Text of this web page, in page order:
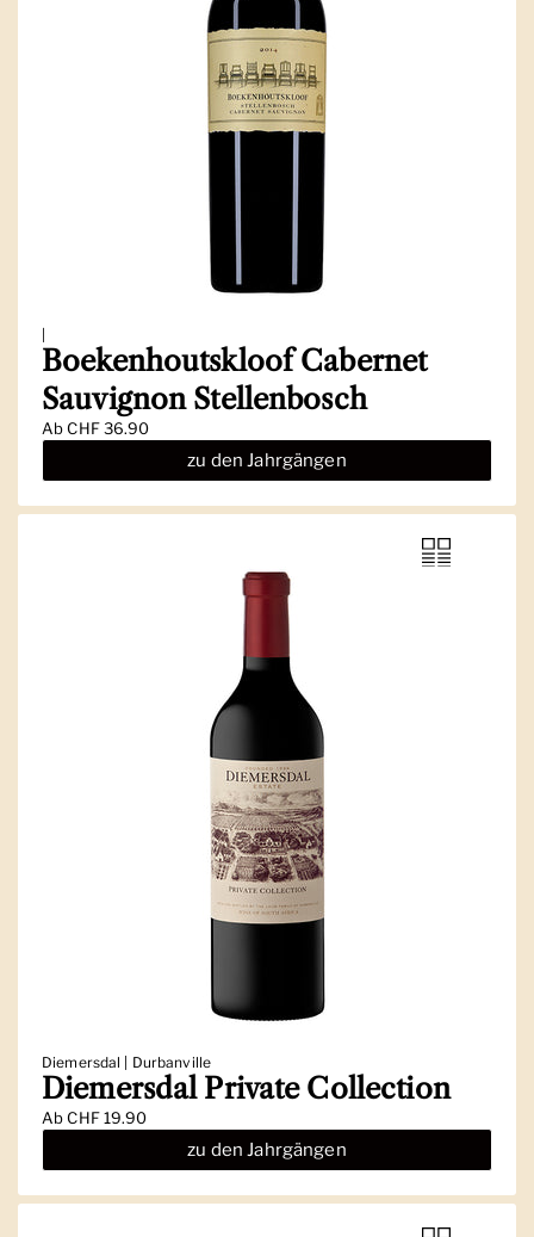
|
Boekenhoutskloof Cabernet
Sauvignon Stellenbosch
AbCHF 36.90
zu den Jahrgängen
Diemersdal | Durbanville
Diemersdal Private Collection
AbCHF 19.90
zu den Jahrgängen